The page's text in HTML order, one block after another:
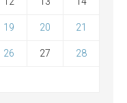
19 20 21
26 27 28